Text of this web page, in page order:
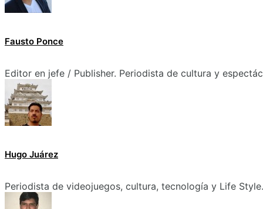
Fausto Ponce
Editor en jefe / Publisher. Periodista de cultura y
Hugo Juárez
Periodista de videojuegos, cultura, tecnología y Life Style.